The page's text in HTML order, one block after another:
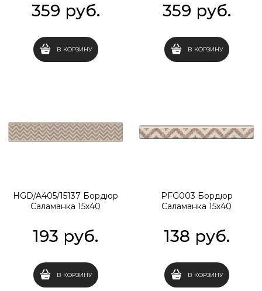
359 руб.
В КОРЗИНУ
359 руб.
В КОРЗИНУ
HGD/A405/15137 Бордюр
Саламанка 15х40
193 руб.
В КОРЗИНУ
PFG003 Бордюр
Саламанка 15х40
138 руб.
В КОРЗИНУ